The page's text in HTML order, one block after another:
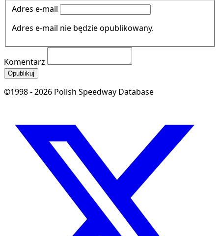
Adres e-mail
Adres e-mail nie będzie opublikowany.
Komentarz
Opublikuj
©1998 - 2026 Polish Speedway Database